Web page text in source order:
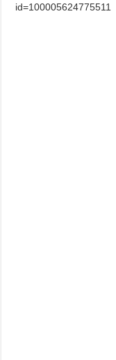
id=100005624775511